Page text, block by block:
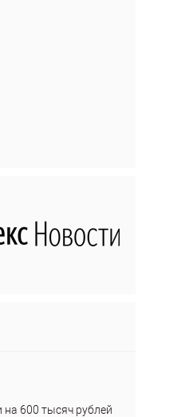
600 тысяч рублей